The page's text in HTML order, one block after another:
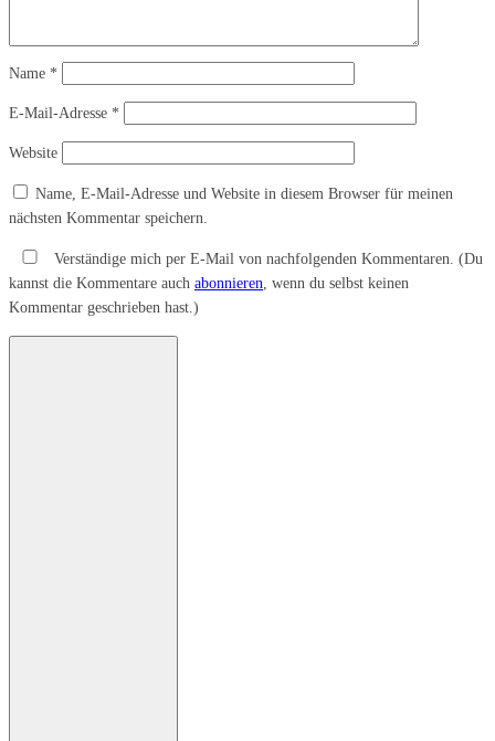
Name *
E-Mail-Adresse *
Website
Name, E-Mail-Adresse und Website in diesem Browser für meinen
nächsten Kommentar speichern.
Verständige mich per E-Mail von nachfolgenden Kommentaren. (Du
kannst die Kommentare auch abonnieren, wenn du selbst keinen
Kommentar geschrieben hast.)